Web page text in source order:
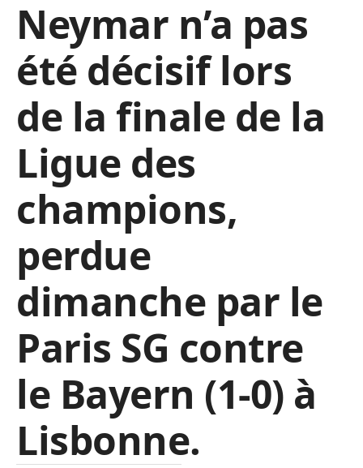
Neymar n’a pas
été décisif lors
de la finale de la
Ligue des
champions,
perdue
dimanche par le
Paris SG contre
le Bayern (1-0) à
Lisbonne.